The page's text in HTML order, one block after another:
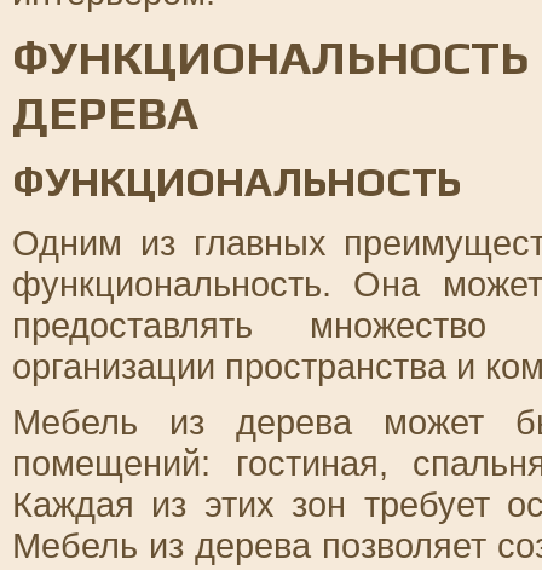
ФУНКЦИОНАЛЬНОСТЬ
ДЕРЕВА
ФУНКЦИОНАЛЬНОСТЬ
Одним из главных
функциональность. Она
предоставлять
организации пространства и
Мебель из дерева может
помещений: гостиная,
Каждая из этих зон требует
Мебель из дерева позволяет